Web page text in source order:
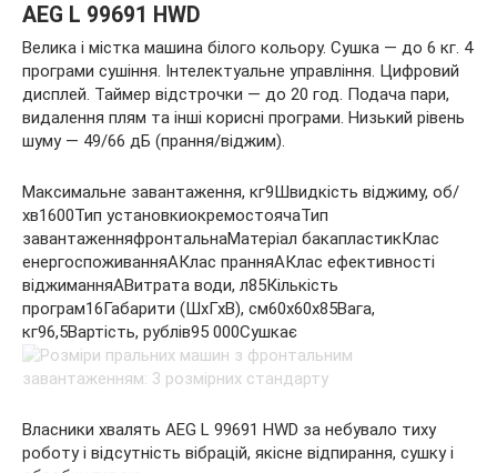
AEG L 99691 HWD
Велика і містка машина білого кольору. Сушка — до 6 кг. 4
програми сушіння. Інтелектуальне управління. Цифровий
дисплей. Таймер відстрочки — до 20 год. Подача пари,
видалення плям та інші корисні програми. Низький рівень
шуму — 49/66 дБ (прання/віджим).
Максимальне завантаження, кг9Швидкість віджиму, об/
хв1600Тип установкиокремостоячаТип
завантаженняфронтальнаМатеріал бакапластикКлас
енергоспоживанняАКлас пранняАКлас ефективності
віджиманняАВитрата води, л85Кількість
програм16Габарити (ШхГхВ), см60x60x85Вага,
кг96,5Вартість, рублів95 000Сушкає
Власники хвалять AEG L 99691 HWD за небувало тиху
роботу і відсутність вібрацій, якісне відпирання, сушку і